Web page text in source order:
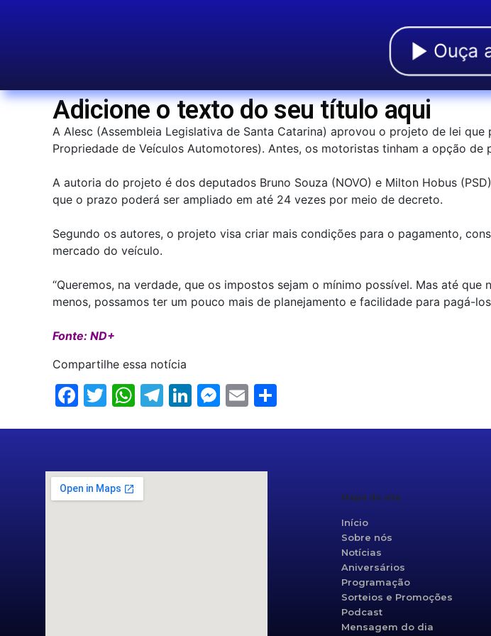
Ouça
Adicione o texto do seu título aqui
A Alesc (Assembleia Legislativa de Santa Catarina) aprovou o projeto de lei
Propriedade de Veículos Automotores). Antes, os motoristas tinham a opção de
A autoria do projeto é dos deputados Bruno Souza (NOVO) e Milton Hobus
que o prazo poderá ser ampliado em até 24 vezes por meio de decreto.
Segundo os autores, o projeto visa criar mais condições para o pagamento,
mercado do veículo.
“Queremos, na verdade, que os impostos sejam o mínimo possível. Mas até
menos, possamos ter um pouco mais de planejamento e facilidade para pagá-
Fonte: ND+
Compartilhe essa notícia
Facebook
Twitter
WhatsApp
Telegram
LinkedIn
Messenger
Email
Mapa do site
Início
Sobre nós
Notícias
Aniversários
Programação
Sorteios e Promoções
Podcast
Mensagem do dia